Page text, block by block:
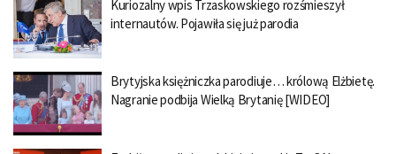
Kuriozalny wpis Trzaskowskiego rozśmieszył
internautów. Pojawiła się już parodia
Brytyjska księżniczka parodiuje… królową Elżbietę.
Nagranie podbija Wielką Brytanię [WIDEO]